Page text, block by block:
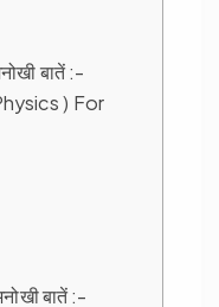
बातें :-
) For
बातें :-